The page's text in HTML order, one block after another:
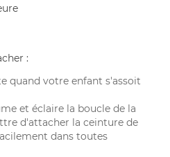
:
quand votre enfant s'assoit
et éclaire la boucle de la
d'attacher la ceinture de
dans toutes